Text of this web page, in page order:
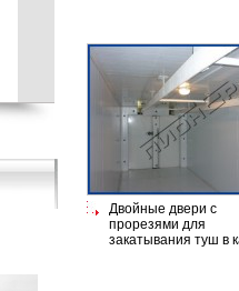
Двойные двери с
прорезями для
закатывания туш в